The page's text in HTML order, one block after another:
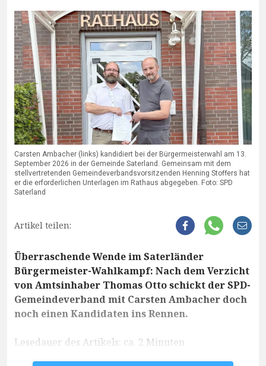
Carsten Ambacher (links) kandidiert bei der Bürgermeisterwahl am 13.
September 2026 in der Gemeinde Saterland. Gemeinsam mit dem
stellvertretenden Gemeindeverbandsvorsitzenden Henning Stoffers hat
er die erforderlichen Unterlagen im Rathaus abgegeben. Foto: SPD
Saterland
Artikel teilen:
Überraschende Wende im Saterländer
Bürgermeister-Wahlkampf: Nach dem Verzicht
von Amtsinhaber Thomas Otto schickt der SPD-
Gemeindeverband mit Carsten Ambacher doch
noch einen Kandidaten ins Rennen.
Lesedauer des Artikels: ca. 2 Minuten